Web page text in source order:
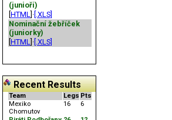
(junioři)
HTML ]· [.XLS]
Nominační žebříček
(juniorky)
HTML ]· [.XLS]
Recent Results
Team Legs Pts
Mexiko
Chomutov
16 6